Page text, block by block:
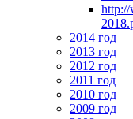
http://
2014 год
2013 год
2012 год
2011 год
2010 год
2009 год